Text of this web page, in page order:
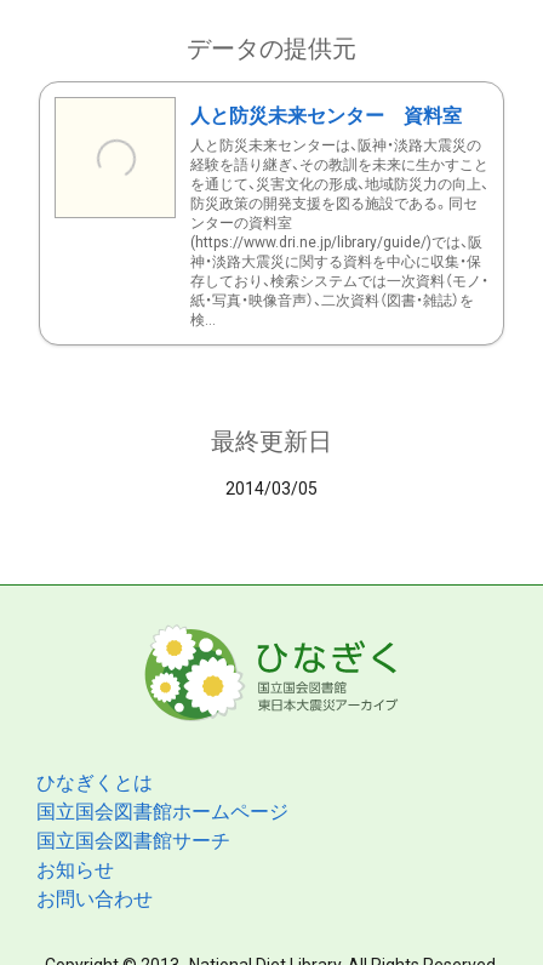
データの提供元
人と防災未来センター 資料室
人と防災未来センターは、阪神・淡路大震災の
経験を語り継ぎ、その教訓を未来に生かすこと
を通じて、災害文化の形成、地域防災力の向上、
防災政策の開発支援を図る施設である。同セ
ンターの資料室
(https://www.dri.ne.jp/library/guide/)では、阪
神・淡路大震災に関する資料を中心に収集・保
存しており、検索システムでは一次資料（モノ・
紙・写真・映像音声）、二次資料（図書・雑誌）を
検...
最終更新日
2014/03/05
ひなぎくとは
国立国会図書館ホームページ
国立国会図書館サーチ
お知らせ
お問い合わせ